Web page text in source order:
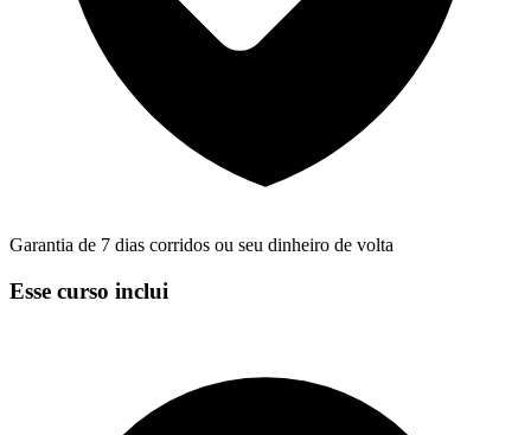
Garantia de 7 dias corridos ou seu dinheiro de volta
Esse curso inclui